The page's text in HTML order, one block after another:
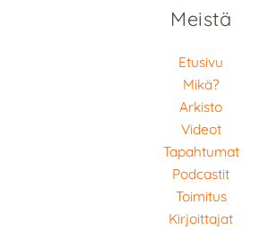
Meistä
Etusivu
Mikä?
Arkisto
Videot
Tapahtumat
Podcastit
Toimitus
Kirjoittajat